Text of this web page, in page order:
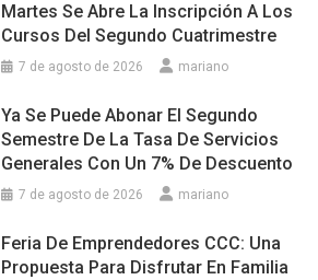
Martes Se Abre La Inscripción A Los
Cursos Del Segundo Cuatrimestre
7 de agosto de 2026 mariano
Ya Se Puede Abonar El Segundo
Semestre De La Tasa De Servicios
Generales Con Un 7% De Descuento
7 de agosto de 2026 mariano
Feria De Emprendedores CCC: Una
Propuesta Para Disfrutar En Familia